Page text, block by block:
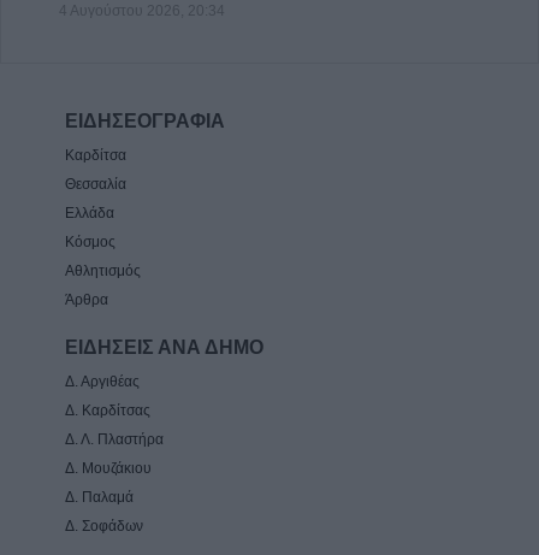
4 Αυγούστου 2026, 20:34
ΕΙΔΗΣΕΟΓΡΑΦΙΑ
Καρδίτσα
Θεσσαλία
Ελλάδα
Κόσμος
Αθλητισμός
Άρθρα
ΕΙΔΗΣΕΙΣ ΑΝΑ ΔΗΜΟ
Δ. Αργιθέας
Δ. Καρδίτσας
Δ. Λ. Πλαστήρα
Δ. Μουζάκιου
Δ. Παλαμά
Δ. Σοφάδων